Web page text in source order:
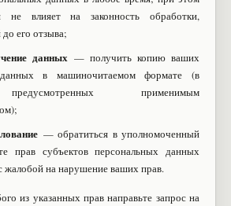
не влияет на законность обработки,
его отзыва;
данных — получить копию ваших
данных в машиночитаемом формате (в
применимым
— обратиться в уполномоченный
прав субъектов персональных данных
жалобой на нарушение ваших прав.
из указанных прав направьте запрос на